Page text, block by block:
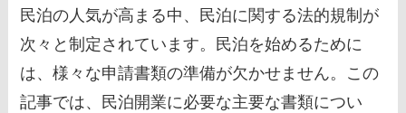
民泊の人気が高まる中、民泊に関する法的規制が
次々と制定されています。民泊を始めるために
は、様々な申請書類の準備が欠かせません。この
記事では、民泊開業に必要な主要な書類につい